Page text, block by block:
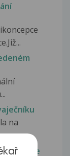
na
ovulace